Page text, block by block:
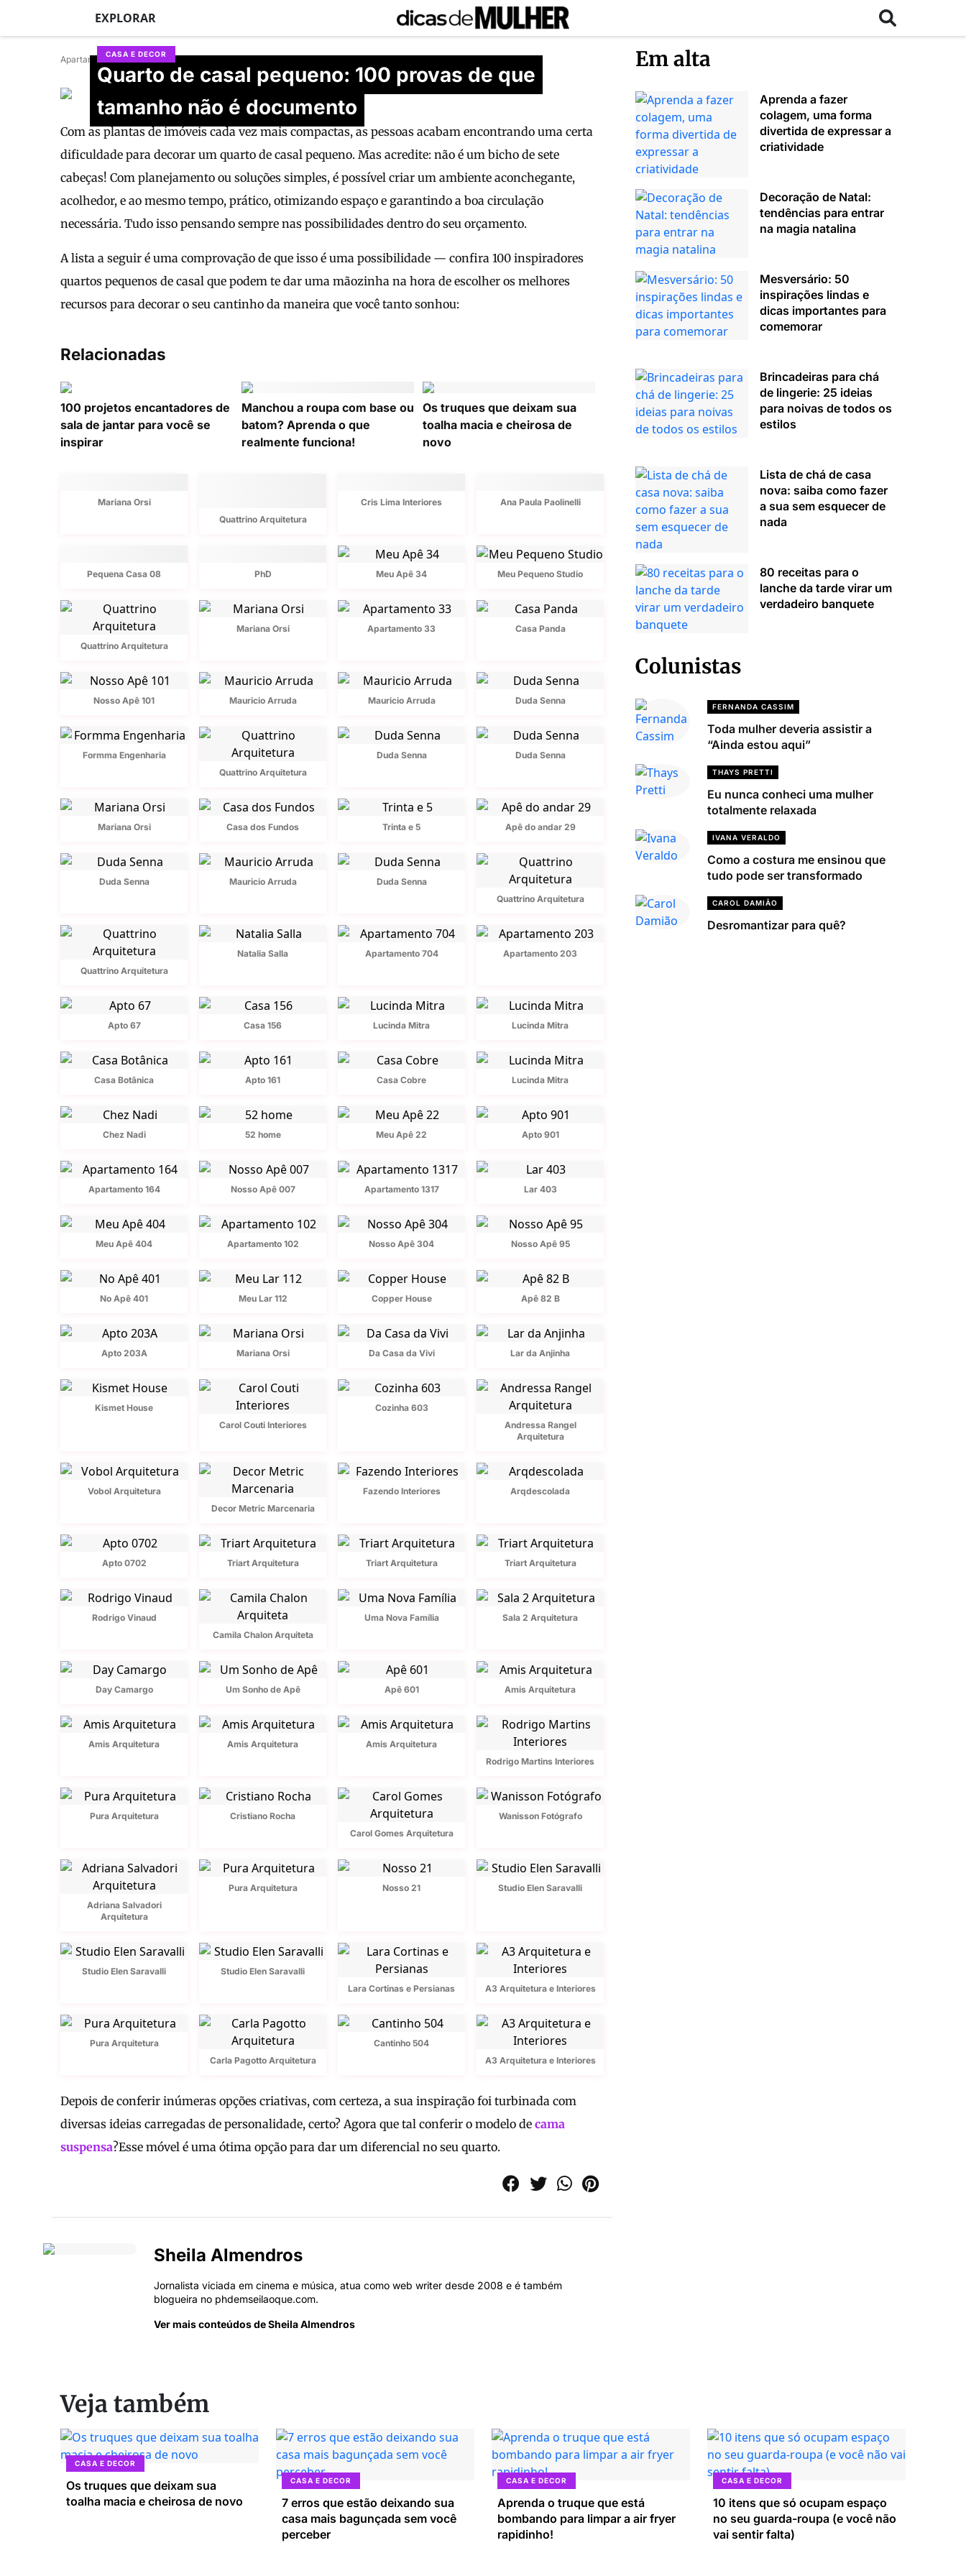
EXPLORAR
CASA E DECOR
Quarto de casal pequeno: 100 provas de que
tamanho não é documento
Apartamento 164
Atualizado em 28/06/2026
Com as plantas de imóveis cada vez mais compactas, as pessoas acabam encontrando uma certa
dificuldade para decorar um quarto de casal pequeno. Mas acredite: não é um bicho de sete
cabeças! Com planejamento ou soluções simples, é possível criar um ambiente aconchegante,
acolhedor, e ao mesmo tempo, prático, otimizando espaço e garantindo a boa circulação
necessária. Tudo isso pensando sempre nas possibilidades dentro do seu orçamento.
A lista a seguir é uma comprovação de que isso é uma possibilidade — confira 100 inspiradores
quartos pequenos de casal que podem te dar uma mãozinha na hora de escolher os melhores
recursos para decorar o seu cantinho da maneira que você tanto sonhou:
Relacionadas
100 projetos encantadores de
sala de jantar para você se
inspirar
Manchou a roupa com base ou
batom? Aprenda o que
realmente funciona!
Os truques que deixam sua
toalha macia e cheirosa de
novo
Mariana Orsi
Quattrino Arquitetura
Cris Lima Interiores Ana Paula Paolinelli
Pequena Casa 08 PhD Meu Apê 34 Meu Pequeno Studio
Quattrino Arquitetura
Mariana Orsi Apartamento 33 Casa Panda
Nosso Apê 101 Mauricio Arruda Mauricio Arruda Duda Senna
Formma Engenharia
Quattrino Arquitetura
Duda Senna Duda Senna
Mariana Orsi Casa dos Fundos Trinta e 5 Apê do andar 29
Duda Senna Mauricio Arruda
Duda Senna
Quattrino Arquitetura
Quattrino Arquitetura
Natalia Salla Apartamento 704 Apartamento 203
Apto 67 Casa 156 Lucinda Mitra Lucinda Mitra
Casa Botânica Apto 161 Casa Cobre Lucinda Mitra
Chez Nadi 52 home Meu Apê 22 Apto 901
Apartamento 164 Nosso Apê 007 Apartamento 1317 Lar 403
Meu Apê 404 Apartamento 102 Nosso Apê 304 Nosso Apê 95
No Apê 401 Meu Lar 112 Copper House Apê 82 B
Apto 203A Mariana Orsi Da Casa da Vivi Lar da Anjinha
Kismet House
Carol Couti Interiores
Cozinha 603
Andressa Rangel
Arquitetura
Vobol Arquitetura
Decor Metric Marcenaria
Fazendo Interiores Arqdescolada
Apto 0702 Triart Arquitetura Triart Arquitetura Triart Arquitetura
Rodrigo Vinaud
Camila Chalon Arquiteta
Uma Nova Família Sala 2 Arquitetura
Day Camargo Um Sonho de Apê Apê 601 Amis Arquitetura
Amis Arquitetura Amis Arquitetura
Amis Arquitetura
Rodrigo Martins Interiores
Pura Arquitetura
Cristiano Rocha
Carol Gomes Arquitetura
Wanisson Fotógrafo
Adriana Salvadori
Arquitetura
Pura Arquitetura Nosso 21 Studio Elen Saravalli
Studio Elen Saravalli
Studio Elen Saravalli
Lara Cortinas e Persianas
A3 Arquitetura e Interiores
Pura Arquitetura
Carla Pagotto Arquitetura
Cantinho 504
A3 Arquitetura e Interiores
Depois de conferir inúmeras opções criativas, com certeza, a sua inspiração foi turbinada com
diversas ideias carregadas de personalidade, certo? Agora que tal conferir o modelo de cama
suspensa?Esse móvel é uma ótima opção para dar um diferencial no seu quarto.
Sheila Almendros
Jornalista viciada em cinema e música, atua como web writer desde 2008 e é também
blogueira no phdemseilaoque.com.
Ver mais conteúdos de Sheila Almendros
Em alta
Aprenda a fazer
colagem, uma forma
divertida de expressar a
criatividade
Decoração de Natal:
tendências para entrar
na magia natalina
Mesversário: 50
inspirações lindas e
dicas importantes para
comemorar
Brincadeiras para chá
de lingerie: 25 ideias
para noivas de todos os
estilos
Lista de chá de casa
nova: saiba como fazer
a sua sem esquecer de
nada
80 receitas para o
lanche da tarde virar um
verdadeiro banquete
Colunistas
FERNANDA CASSIM
Toda mulher deveria assistir a
“Ainda estou aqui”
THAYS PRETTI
Eu nunca conheci uma mulher
totalmente relaxada
IVANA VERALDO
Como a costura me ensinou que
tudo pode ser transformado
CAROL DAMIÃO
Desromantizar para quê?
Veja também
CASA E DECOR
Os truques que deixam sua
toalha macia e cheirosa de novo
CASA E DECOR
7 erros que estão deixando sua
casa mais bagunçada sem você
perceber
CASA E DECOR
Aprenda o truque que está
bombando para limpar a air fryer
rapidinho!
CASA E DECOR
10 itens que só ocupam espaço
no seu guarda-roupa (e você não
vai sentir falta)